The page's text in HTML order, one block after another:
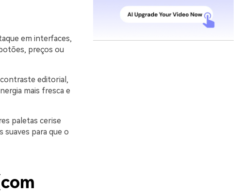
em interfaces,
preços ou
editorial,
mais fresca e
paletas cerise
para que o